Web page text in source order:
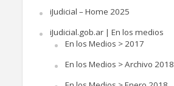
iJudicial – Home 2025
iJudicial.gob.ar | En los medios
En los Medios > 2017
En los Medios > Archivo 2018